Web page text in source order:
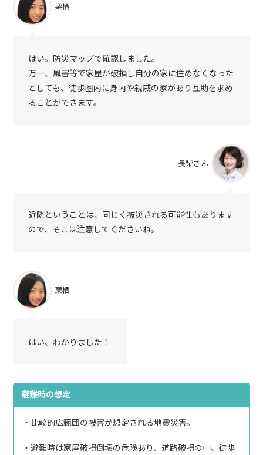
栗栖
はい。防災マップで確認しました。
万一、風害等で家屋が破損し自分の家に住めなくなった
としても、徒歩圏内に身内や親戚の家があり互助を求め
ることができます。
長柴さん
近隣ということは、同じく被災される可能性もあります
ので、そこは注意してくださいね。
栗栖
はい、わかりました！
避難時の想定
・比較的広範囲の被害が想定される地震災害。
・避難時は家屋破損倒壊の危険あり、道路破損の中、徒歩